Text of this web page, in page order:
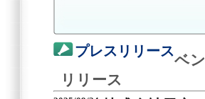
プレスリリース
ベ
リリース